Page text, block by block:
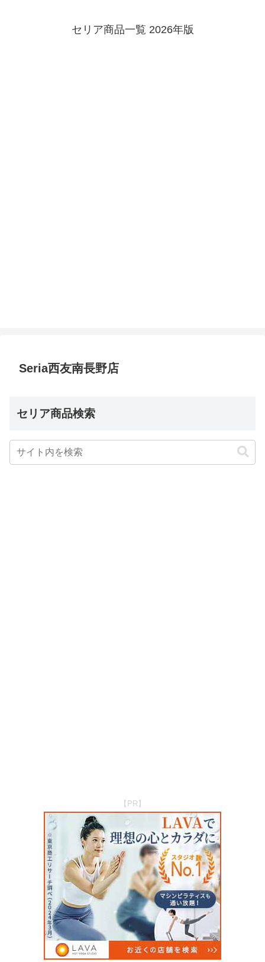
セリア商品一覧 2026年版
Seria西友南長野店
セリア商品検索
【PR】